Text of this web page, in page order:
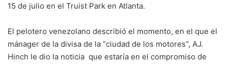
15 de julio en el Truist Park en Atlanta.
El pelotero venezolano describió el momento, en el que el
mánager de la divisa de la “ciudad de los motores”, AJ.
Hinch le dio la noticia que estaría en el compromiso de